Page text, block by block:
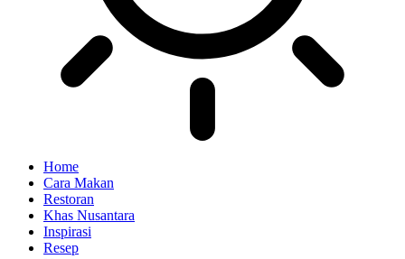
Home
Cara Makan
Restoran
Khas Nusantara
Inspirasi
Resep